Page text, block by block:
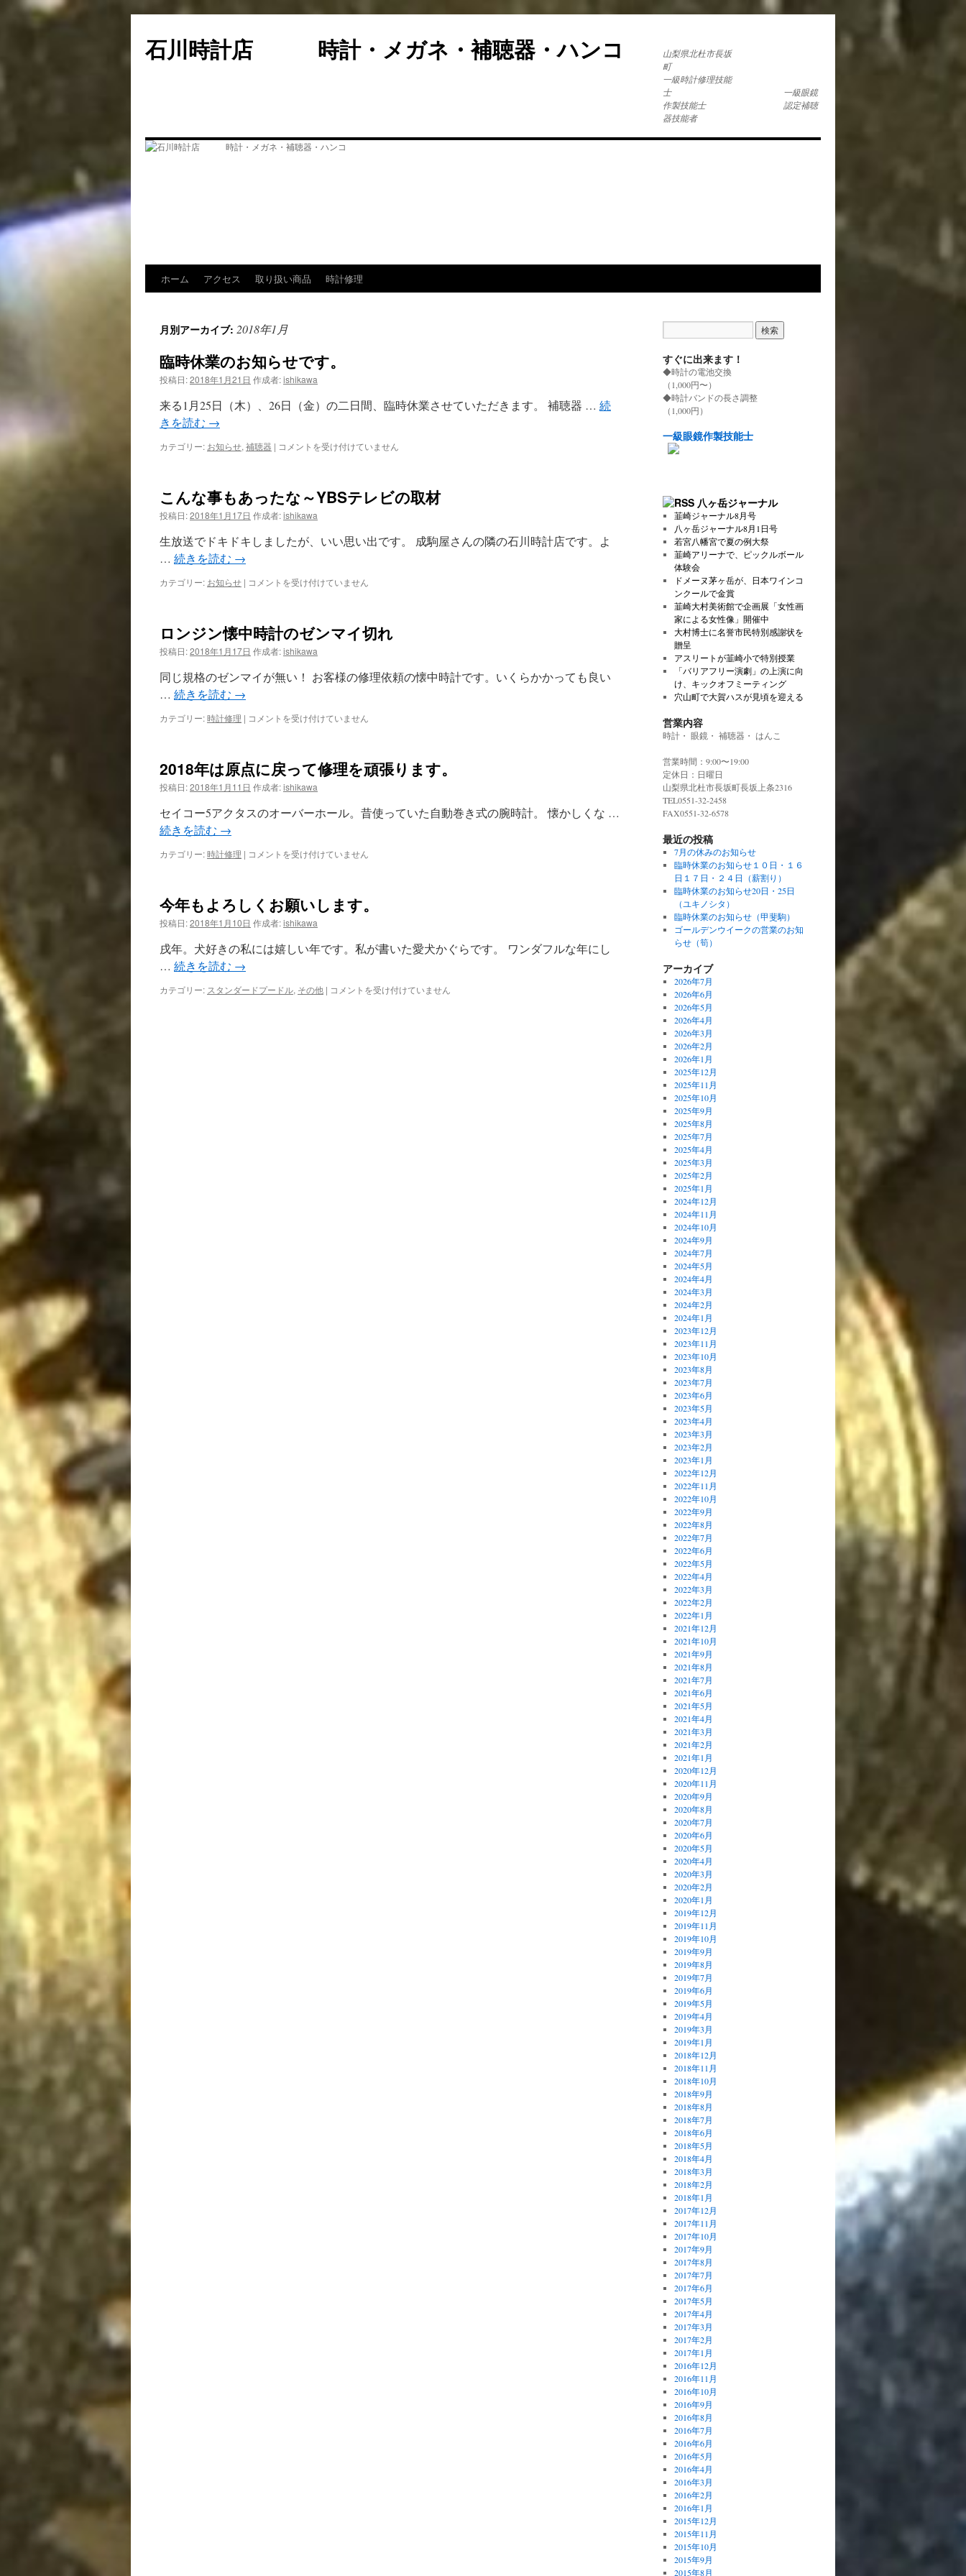
テ
ン
プ
石川時計店 時計・メガネ・補聴器・ハンコ
山梨県北杜市長坂
一級時計修理技能
士 一級眼鏡
作製技能士 認定補聴
器技能者
ホーム アクセス 取り扱い商品 時計修理
月別アーカイブ: 2018年1月
臨時休業のお知らせです。
投稿日:2018年1月21日 作成者:ishikawa
来る1月25日（木）、26日（金）の二日間、臨時休業させていただきます。 補聴器 … 続
きを読む →
カテゴリー: お知らせ, 補聴器 | 臨
の
お
知
ら
せ
は
コメントを受け付けていません
こんな事もあったな～YBSテレビの取材
投稿日:2018年1月17日 作成者:ishikawa
生放送でドキドキしましたが、いい思い出です。 成駒屋さんの隣の石川時計店です。よ
… 続きを読む →
カテゴリー: お知らせ | こ
も
あ
っ
た
テ
の
取
材
コメントを受け付けていません
ロンジン懐中時計のゼンマイ切れ
投稿日:2018年1月17日 作成者:ishikawa
同じ規格のゼンマイが無い！ お客様の修理依頼の懐中時計です。いくらかかっても良い
… 続きを読む →
カテゴリー:時計修理 | ロ
懐
中
時
計
の
マ
は
コメントを受け付けていません
2018年は原点に戻って修理を頑張ります。
投稿日:2018年1月11日 作成者:ishikawa
セイコー5アクタスのオーバーホール。昔使っていた自動巻き式の腕時計。 懐かしくな …
続きを読む →
カテゴリー:時計修理 | 2018
に
戻
っ
て
を
コメントを受け付けていません
今年もよろしくお願いします。
投稿日:2018年1月10日 作成者:ishikawa
戌年。犬好きの私には嬉しい年です。私が書いた愛犬かぐらです。 ワンダフルな年にし
… 続きを読む →
カテゴリー: スタンダードプードル, その他 | 今
コメントを受け付けていません
すぐに出来ます！
◆時計の電池交換
（1,000円〜）
◆時計バンドの長さ調整
（1,000円）
一級眼鏡作製技能士
八ヶ岳ジャーナル
韮崎ジャーナル8月号
八ヶ岳ジャーナル8月1日号
若宮八幡宮で夏の例大祭
韮崎アリーナで、ピックルボール
体験会
ドメーヌ茅ヶ岳が、日本ワインコ
ンクールで金賞
韮崎大村美術館で企画展「女性画
家による女性像」開催中
大村博士に名誉市民特別感謝状を
贈呈
アスリートが韮崎小で特別授業
「バリアフリー演劇」の上演に向
け、キックオフミーティング
穴山町で大賀ハスが見頃を迎える
営業内容
時計・ 眼鏡・ 補聴器・ はんこ
営業時間：9:00〜19:00
定休日：日曜日
山梨県北杜市長坂町長坂上条2316
TEL0551-32-2458
FAX0551-32-6578
最近の投稿
7月の休みのお知らせ
臨時休業のお知らせ１０日・１６
日１７日・２４日（薪割り）
臨時休業のお知らせ20日・25日
（ユキノシタ）
臨時休業のお知らせ（甲斐駒）
ゴールデンウイークの営業のお知
らせ（筍）
アーカイブ
2026年7月
2026年6月
2026年5月
2026年4月
2026年3月
2026年2月
2026年1月
2025年12月
2025年11月
2025年10月
2025年9月
2025年8月
2025年7月
2025年4月
2025年3月
2025年2月
2025年1月
2024年12月
2024年11月
2024年10月
2024年9月
2024年7月
2024年5月
2024年4月
2024年3月
2024年2月
2024年1月
2023年12月
2023年11月
2023年10月
2023年8月
2023年7月
2023年6月
2023年5月
2023年4月
2023年3月
2023年2月
2023年1月
2022年12月
2022年11月
2022年10月
2022年9月
2022年8月
2022年7月
2022年6月
2022年5月
2022年4月
2022年3月
2022年2月
2022年1月
2021年12月
2021年10月
2021年9月
2021年8月
2021年7月
2021年6月
2021年5月
2021年4月
2021年3月
2021年2月
2021年1月
2020年12月
2020年11月
2020年9月
2020年8月
2020年7月
2020年6月
2020年5月
2020年4月
2020年3月
2020年2月
2020年1月
2019年12月
2019年11月
2019年10月
2019年9月
2019年8月
2019年7月
2019年6月
2019年5月
2019年4月
2019年3月
2019年1月
2018年12月
2018年11月
2018年10月
2018年9月
2018年8月
2018年7月
2018年6月
2018年5月
2018年4月
2018年3月
2018年2月
2018年1月
2017年12月
2017年11月
2017年10月
2017年9月
2017年8月
2017年7月
2017年6月
2017年5月
2017年4月
2017年3月
2017年2月
2017年1月
2016年12月
2016年11月
2016年10月
2016年9月
2016年8月
2016年7月
2016年6月
2016年5月
2016年4月
2016年3月
2016年2月
2016年1月
2015年12月
2015年11月
2015年10月
2015年9月
2015年8月